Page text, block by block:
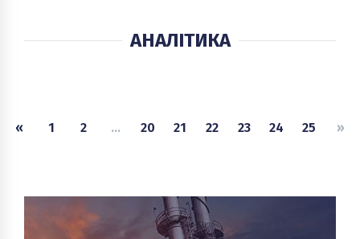
АНАЛІТИКА
« 1 2 ... 20 21 22 23 24 25 »